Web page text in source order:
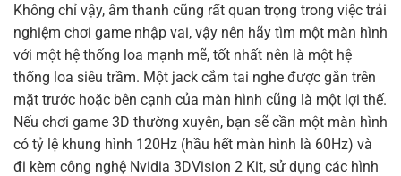
Không chỉ vậy, âm thanh cũng rất quan trọng trong việc trải
nghiệm chơi game nhập vai, vậy nên hãy tìm một màn hình
với một hệ thống loa mạnh mẽ, tốt nhất nên là một hệ
thống loa siêu trầm. Một jack cắm tai nghe được gắn trên
mặt trước hoặc bên cạnh của màn hình cũng là một lợi thế.
Nếu chơi game 3D thường xuyên, bạn sẽ cần một màn hình
có tỷ lệ khung hình 120Hz (hầu hết màn hình là 60Hz) và
đi kèm công nghệ Nvidia 3DVision 2 Kit, sử dụng các hình